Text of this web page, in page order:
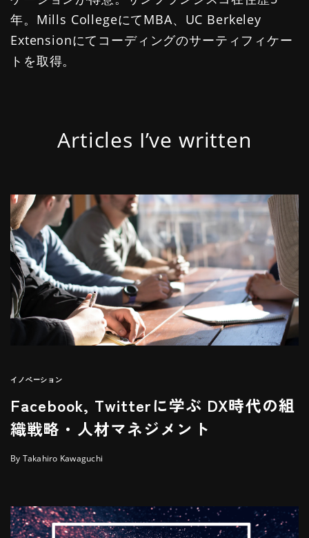
年。Mills CollegeにてMBA、UC Berkeley
Extensionにてコーディングのサーティフィケー
トを取得。
Articles I’ve written
イノベーション
Facebook, Twitterに学ぶ DX時代の組
織戦略・人材マネジメント
By Takahiro Kawaguchi